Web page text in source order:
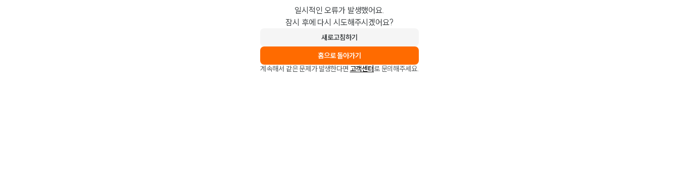
일시적인 오류가 발생했어요.
잠시 후에 다시 시도해주시겠어요?
새로고침하기
홈으로 돌아가기
계속해서 같은 문제가 발생한다면 고객센터로 문의해주세요.